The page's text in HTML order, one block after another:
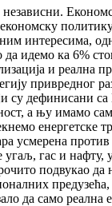
интересима,
идемо ка 6%
и реална
привредног
су дефинисани
а њу имамо
енергетске
усмерена
угаљ, гас и нафту,
подвукао да
предузећа,
да само реална